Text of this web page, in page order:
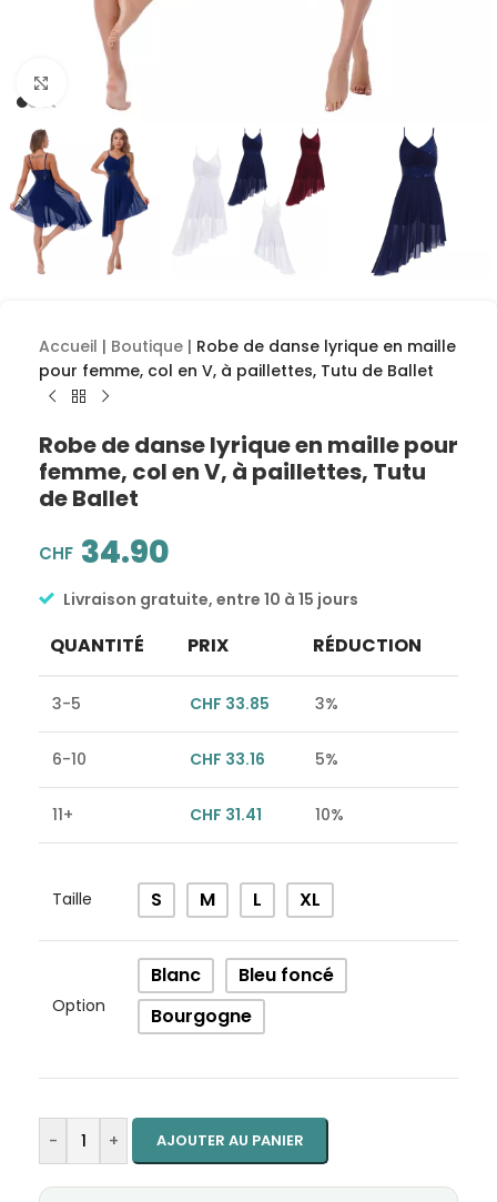
Cliquez pour agrandir
Accueil | Boutique | Robe de danse lyrique en maille
pour femme, col en V, à paillettes, Tutu de Ballet
Robe de danse lyrique en maille pour
femme, col en V, à paillettes, Tutu
de Ballet
CHF 34.90
Livraison gratuite, entre 10 à 15 jours
QUANTITÉ PRIX RÉDUCTION
3-5 CHF 33.85 3%
6-10 CHF 33.16 5%
11+ CHF 31.41 10%
Taille S M L XL
Option
Blanc
Bleu foncé
Bourgogne
- + AJOUTER AU PANIER